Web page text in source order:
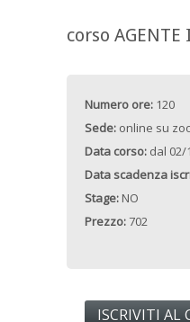
corso
Numero ore: 120
Sede: online su
Data corso: dal 02/
Data scadenza
Stage: NO
Prezzo:702
ISCRIVITI AL